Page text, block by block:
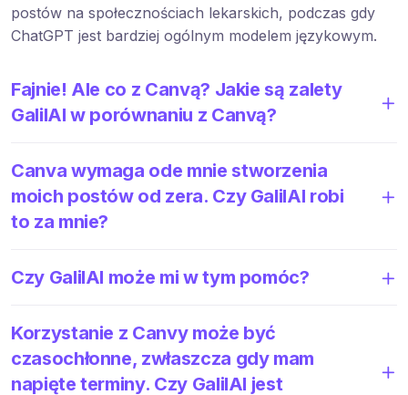
postów na społecznościach lekarskich, podczas gdy
ChatGPT jest bardziej ogólnym modelem językowym.
Fajnie! Ale co z Canvą? Jakie są zalety
GalilAI w porównaniu z Canvą?
Canva wymaga ode mnie stworzenia
moich postów od zera. Czy GalilAI robi
to za mnie?
Czy GalilAI może mi w tym pomóc?
Korzystanie z Canvy może być
czasochłonne, zwłaszcza gdy mam
napięte terminy. Czy GalilAI jest